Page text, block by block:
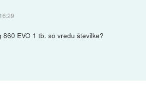
860 EVO 1 tb. so vredu številke?